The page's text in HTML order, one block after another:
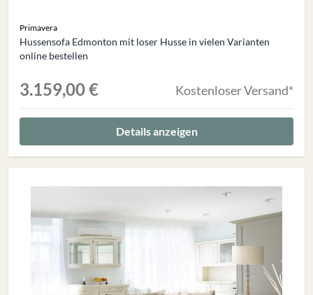
Primavera
Hussensofa Edmonton mit loser Husse in vielen Varianten
online bestellen
3.159,00 € Kostenloser Versand*
Details anzeigen